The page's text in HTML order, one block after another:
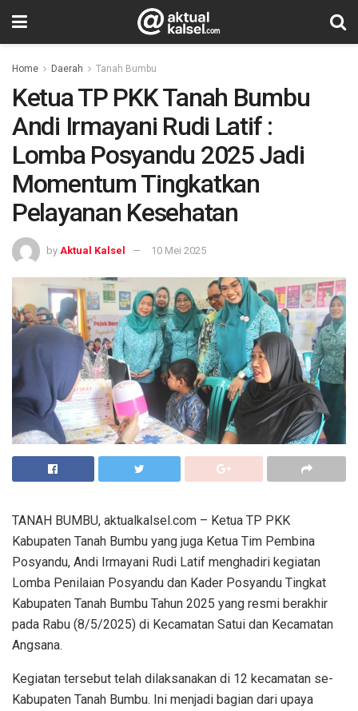
Home Daerah Tanah Bumbu
Ketua TP PKK Tanah Bumbu
Andi Irmayani Rudi Latif :
Lomba Posyandu 2025 Jadi
Momentum Tingkatkan
Pelayanan Kesehatan
by Aktual Kalsel 10 Mei 2025
TANAH BUMBU, aktualkalsel.com – Ketua TP PKK
Kabupaten Tanah Bumbu yang juga Ketua Tim Pembina
Posyandu, Andi Irmayani Rudi Latif menghadiri kegiatan
Lomba Penilaian Posyandu dan Kader Posyandu Tingkat
Kabupaten Tanah Bumbu Tahun 2025 yang resmi berakhir
pada Rabu (8/5/2025) di Kecamatan Satui dan Kecamatan
Angsana.
Kegiatan tersebut telah dilaksanakan di 12 kecamatan se-
Kabupaten Tanah Bumbu. Ini menjadi bagian dari upaya